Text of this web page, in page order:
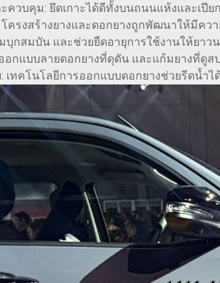
ะควบคุม: ยึดเกาะได้ดีทั้งบนถนนแห้งและเปี
ครงสร้างยางและดอกยางถูกพัฒนาให้มีคว
บุกสมบัน และช่วยยืดอายุการใช้งานให้ยาว
อกแบบลายดอกยางที่ดุดัน และแก้มยางที่ดูส
เทคโนโลยีการออกแบบดอกยางช่วยรีดน้ำ